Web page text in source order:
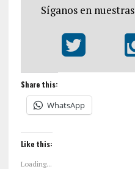
Síganos en
Share this:
WhatsApp
Like this:
Loading...